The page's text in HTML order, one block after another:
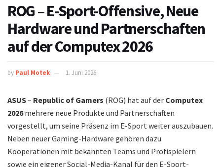
ROG – E-Sport-Offensive, Neue
Hardware und Partnerschaften
auf der Computex 2026
by Paul Motek 1. Juni 2026
ASUS– Republic of Gamers (ROG) hat auf der Computex
2026mehrere neue Produkte und Partnerschaften
vorgestellt, um seine Präsenz im E-Sport weiter auszubauen.
Neben neuer Gaming-Hardware gehören dazu
Kooperationen mit bekannten Teams und Profispielern
sowie ein eigener Social-Media-Kanal für den E-Sport-